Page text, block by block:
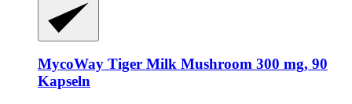
MycoWay Tiger Milk Mushroom 300 mg, 90
Kapseln